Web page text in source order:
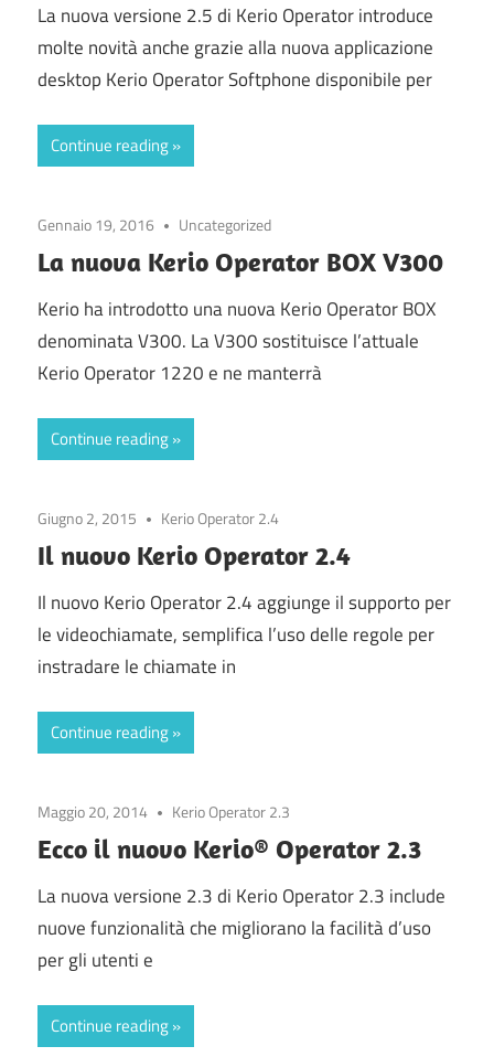
La nuova versione 2.5 di Kerio Operator introduce
molte novità anche grazie alla nuova applicazione
desktop Kerio Operator Softphone disponibile per
Continue reading
Gennaio 19, 2016 Uncategorized
La nuova Kerio Operator BOX V300
Kerio ha introdotto una nuova Kerio Operator BOX
denominata V300. La V300 sostituisce l’attuale
Kerio Operator 1220 e ne manterrà
Continue reading
Giugno 2, 2015 Kerio Operator 2.4
Il nuovo Kerio Operator 2.4
Il nuovo Kerio Operator 2.4 aggiunge il supporto per
le videochiamate, semplifica l’uso delle regole per
instradare le chiamate in
Continue reading
Maggio 20, 2014 Kerio Operator 2.3
Ecco il nuovo Kerio® Operator 2.3
La nuova versione 2.3 di Kerio Operator 2.3 include
nuove funzionalità che migliorano la facilità d’uso
per gli utenti e
Continue reading